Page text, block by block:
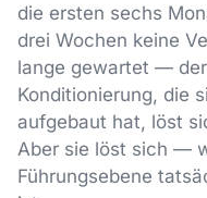
die ersten sechs
drei Wochen keine
lange gewartet —
Konditionierung, die
aufgebaut hat, löst
Aber sie löst sich —
Führungsebene